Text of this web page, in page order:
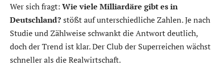
Wer sich fragt: Wie viele Milliardäre gibt es in
Deutschland?stößt auf unterschiedliche Zahlen. Je nach
Studie und Zählweise schwankt die Antwort deutlich,
doch der Trend ist klar. Der Club der Superreichen wächst
schneller als die Realwirtschaft.